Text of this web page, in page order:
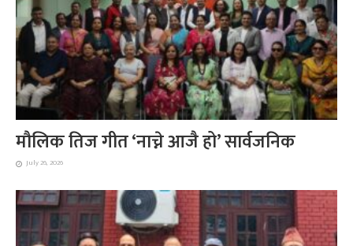
मौलिक तिज गीत ‘नाच्ने आजै हो’ सार्वजनिक
July 26, 2026